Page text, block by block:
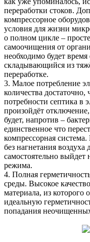
переработки стоков.
компрессорное
условия для жизни
о полном цикле –
самоочищения от
необходимо будет время
складывающийся из
переработке.
3. Малое потребление
количества
потребности септика в
произойдёт
будет, напротив –
единственное что
компрессорная
без нагнетания воздуха
самостоятельно выйдет
режима.
4. Полная
среды. Высокое
материала, из которого
идеальную
попадания